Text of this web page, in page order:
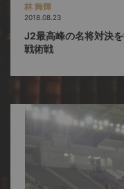
林 舞輝
2018.08.23
J2最高峰の名将対決
戦術戦